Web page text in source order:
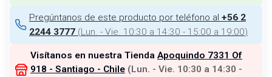
Pregúntanos de este producto por teléfono al +56 2
2244 3777 (Lun. - Vie. 10:30 a 14:30 - 15:00 a 19:00)
Visítanos en nuestra Tienda Apoquindo 7331 Of
918 - Santiago - Chile (Lun. - Vie. 10:30 a 14:30 -